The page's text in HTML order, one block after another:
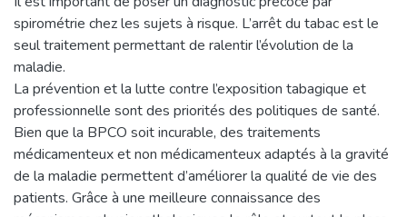
spirométrie chez les sujets à risque. L’arrêt du tabac est le
seul traitement permettant de ralentir l’évolution de la
maladie.
La prévention et la lutte contre l’exposition tabagique et
professionnelle sont des priorités des politiques de santé.
Bien que la BPCO soit incurable, des traitements
médicamenteux et non médicamenteux adaptés à la gravité
de la maladie permettent d’améliorer la qualité de vie des
patients. Grâce à une meilleure connaissance des